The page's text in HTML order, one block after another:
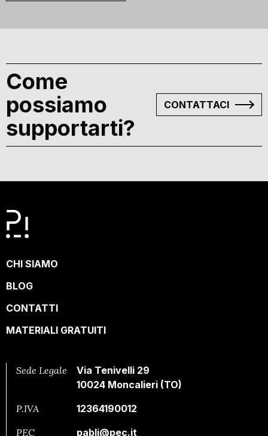
Come
possiamo
supportarti?
CONTATTACI
CHI SIAMO
BLOG
CONTATTI
MATERIALI GRATUITI
Sede Legale
Via Tenivelli 29
10024 Moncalieri (TO)
P.IVA
12364190012
PEC
pabli@pec.it